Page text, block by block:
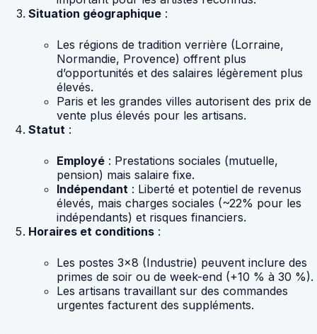
Situation géographique :
Les régions de tradition verrière (Lorraine,
Normandie, Provence) offrent plus
d’opportunités et des salaires légèrement plus
élevés.
Paris et les grandes villes autorisent des prix de
vente plus élevés pour les artisans.
Statut :
Employé : Prestations sociales (mutuelle,
pension) mais salaire fixe.
Indépendant : Liberté et potentiel de revenus
élevés, mais charges sociales (~22% pour les
indépendants) et risques financiers.
Horaires et conditions :
Les postes 3×8 (Industrie) peuvent inclure des
primes de soir ou de week-end (+10 % à 30 %).
Les artisans travaillant sur des commandes
urgentes facturent des suppléments.